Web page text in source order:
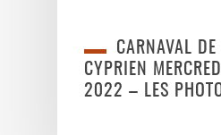
CARNAVAL DE
CYPRIEN
2022 – LES